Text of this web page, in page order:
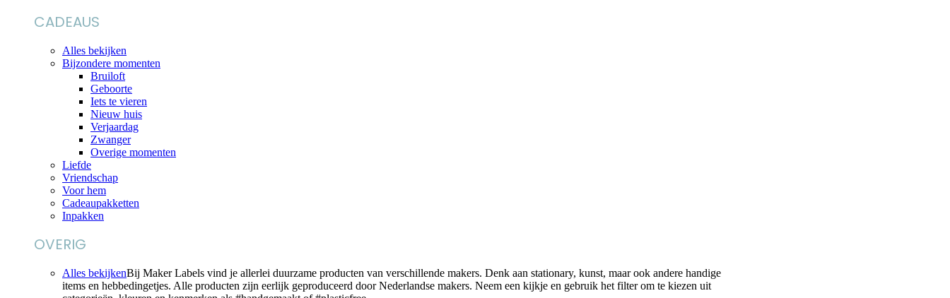
CADEAUS
Alles bekijken
Bijzondere momenten
Bruiloft
Geboorte
Iets te vieren
Nieuw huis
Verjaardag
Zwanger
Overige momenten
Liefde
Vriendschap
Voor hem
Cadeaupakketten
Inpakken
OVERIG
Alles bekijkenBij Maker Labels vind je allerlei duurzame producten van verschillende makers. Denk aan stationary, kunst, maar ook andere handige
items en hebbedingetjes. Alle producten zijn eerlijk geproduceerd door Nederlandse makers. Neem een kijkje en gebruik het filter om te kiezen uit